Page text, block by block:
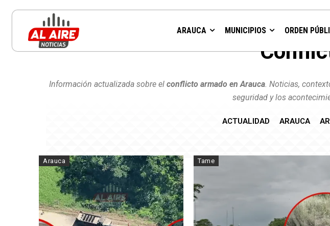
ARAUCA MUNICIPIOS ORDEN
Información actualizada sobre el conflicto armado en Arauca. Noticias,
seguridad y los
ACTUALIDAD ARAUCA
Arauca Tame